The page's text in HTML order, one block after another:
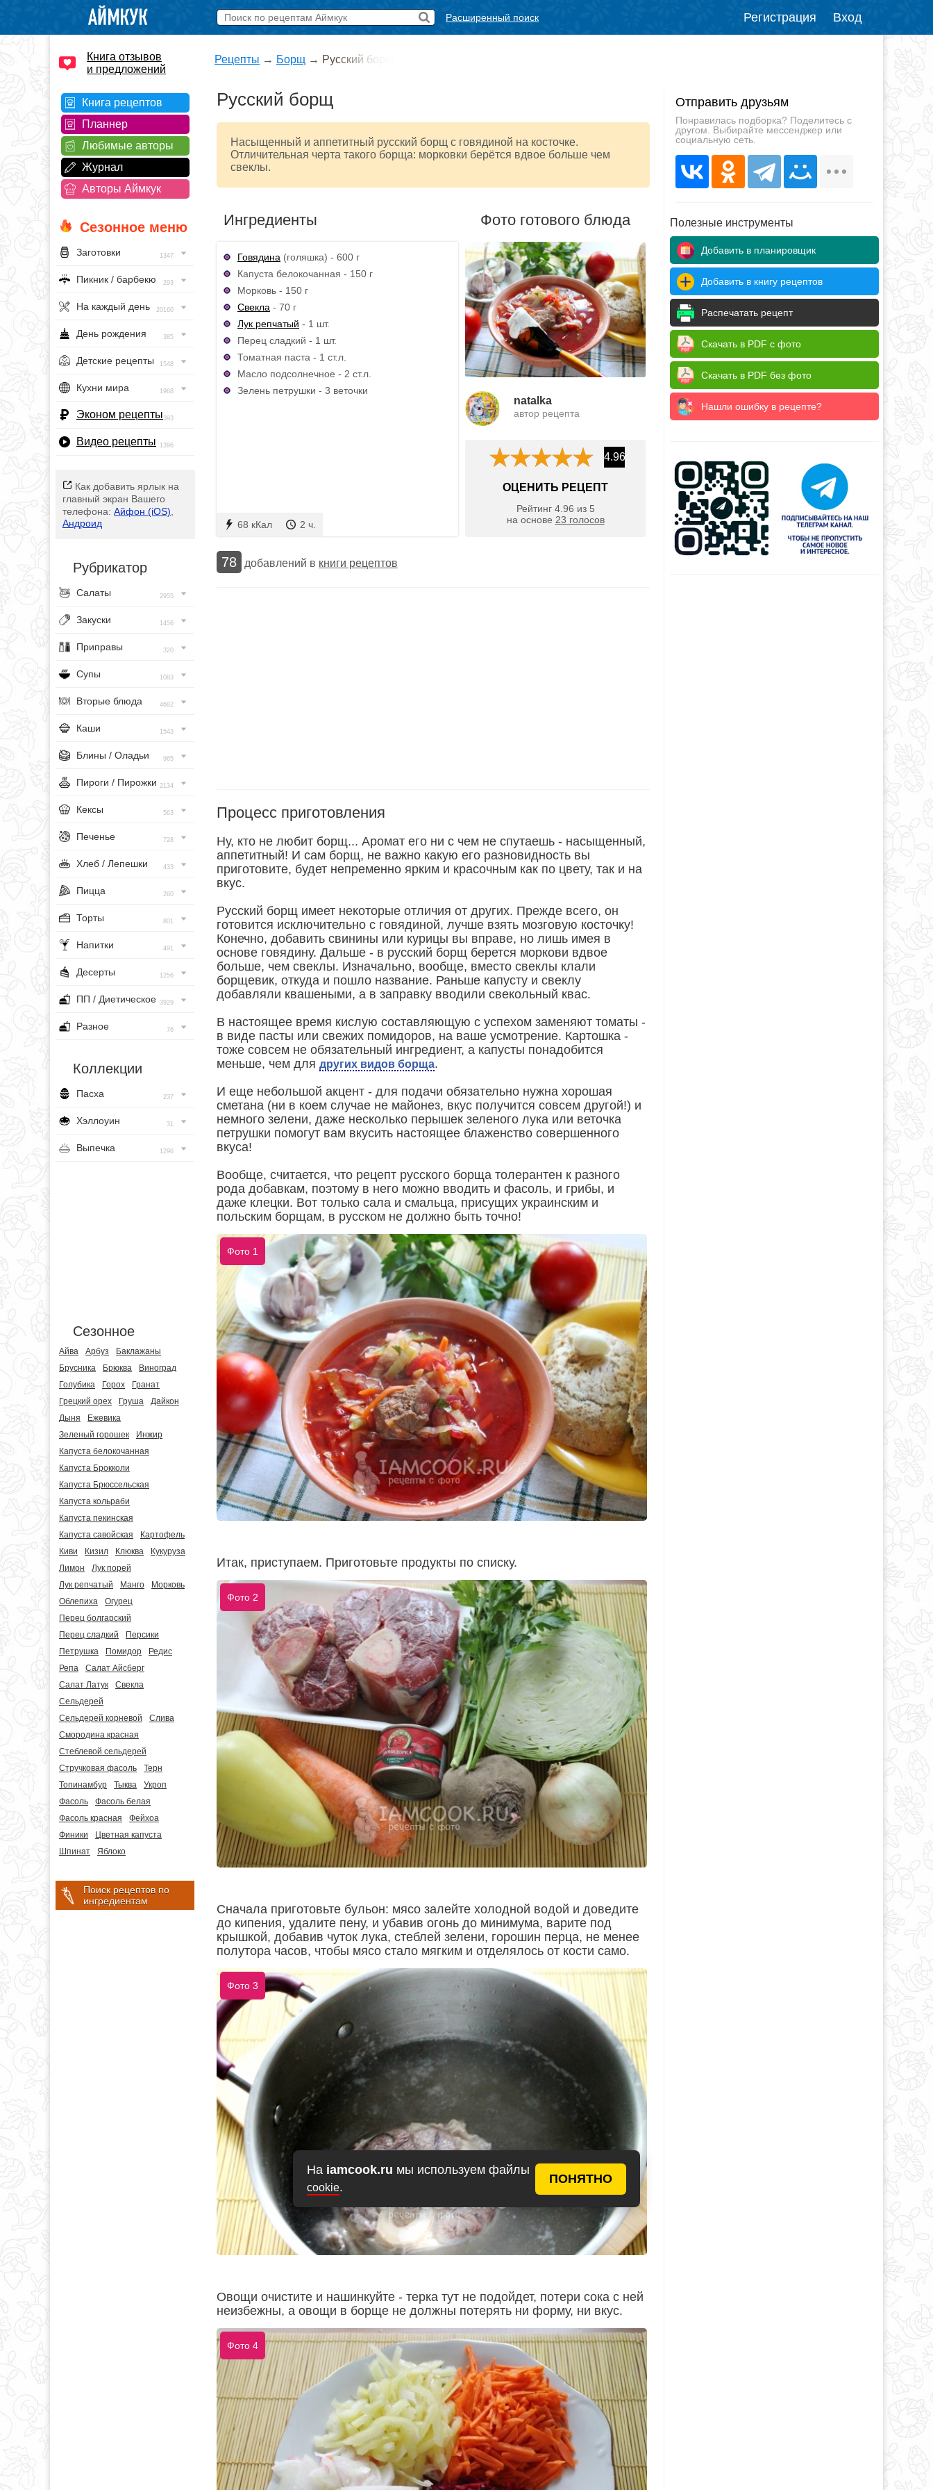
На iamcook.ru мы используем файлы
cookie.
ПОНЯТНО
Расширенный поиск Регистрация Вход
Книга отзывов
и предложений
Книга рецептов
Планнер
Любимые авторы
Журнал
Авторы Аймкук
Сезонное меню
Заготовки 1347
Пикник / барбекю 293
На каждый день 20160
День рождения 385
Детские рецепты 1548
Кухни мира 1968
Эконом рецепты393
Видео рецепты 1396
Как добавить ярлык на
главный экран Вашего
телефона: Айфон (iOS)
Андроид
Рубрикатор
Салаты 2955
Закуски 1456
Приправы 320
Супы 1083
Вторые блюда 4682
Каши 1543
Блины / Оладьи 965
Пироги / Пирожки 2134
Кексы 563
Печенье 728
Хлеб / Лепешки 433
Пицца 260
Торты 801
Напитки 491
Десерты 1256
ПП / Диетическое 3929
Разное 76
Коллекции
Пасха 237
Хэллоуин 31
Выпечка 1296
Сезонное
Айва Арбуз
Баклажаны
Брусника
Брюква
Виноград
Голубика
Горох
Гранат
Грецкий орех
Груша
Дайкон
Дыня
Ежевика
Зеленый горошек
Инжир
Капуста белокочанная
Капуста Брокколи
Капуста Брюссельская
Капуста кольраби
Капуста пекинская
Капуста савойская
Картофель
Киви
Кизил Клюква
Кукуруза
Лимон
Лук порей
Лук репчатый
Манго
Морковь
Облепиха
Огурец
Перец болгарский
Перец сладкий
Персики
Петрушка
Помидор
Редис
Репа
Салат Айсберг
Салат Латук
Свекла
Сельдерей
Сельдерей корневой
Слива
Смородина красная
Стеблевой сельдерей
Стручковая фасоль
Терн
Топинамбур
Тыква
Укроп
Фасоль
Фасоль белая
Фасоль красная
Фейхоа
Финики
Цветная капуста
Шпинат
Яблоко
Поиск рецептов по
ингредиентам
Рецепты → Борщ → Русский борщ
Русский борщ
Насыщенный и аппетитный русский борщ с говядиной на косточке.
Отличительная черта такого борща: морковки берётся вдвое больше чем
свеклы.
Ингредиенты
Говядина (голяшка) - 600 г
Капуста белокочанная - 150 г
Морковь - 150 г
Свекла - 70 г
Лук репчатый - 1 шт.
Перец сладкий - 1 шт.
Томатная паста - 1 ст.л.
Масло подсолнечное - 2 ст.л.
Зелень петрушки - 3 веточки
68 кКал 2 ч.
Фото готового блюда
natalka
автор рецепта
4.96
ОЦЕНИТЬ РЕЦЕПТ
Рейтинг 4.96 из 5
на основе 23 голосов
78 добавлений в книги рецептов
Процесс приготовления
Ну, кто не любит борщ... Аромат его ни с чем не спутаешь - насыщенный,
аппетитный! И сам борщ, не важно какую его разновидность вы
приготовите, будет непременно ярким и красочным как по цвету, так и на
вкус.
Русский борщ имеет некоторые отличия от других. Прежде всего, он
готовится исключительно с говядиной, лучше взять мозговую косточку!
Конечно, добавить свинины или курицы вы вправе, но лишь имея в
основе говядину. Дальше - в русский борщ берется моркови вдвое
больше, чем свеклы. Изначально, вообще, вместо свеклы клали
борщевик, откуда и пошло название. Раньше капусту и свеклу
добавляли квашеными, а в заправку вводили свекольный квас.
В настоящее время кислую составляющую с успехом заменяют томаты -
в виде пасты или свежих помидоров, на ваше усмотрение. Картошка -
тоже совсем не обязательный ингредиент, а капусты понадобится
меньше, чем для других видов борща.
И еще небольшой акцент - для подачи обязательно нужна хорошая
сметана (ни в коем случае не майонез, вкус получится совсем другой!) и
немного зелени, даже несколько перышек зеленого лука или веточка
петрушки помогут вам вкусить настоящее блаженство совершенного
вкуса!
Вообще, считается, что рецепт русского борща толерантен к разного
рода добавкам, поэтому в него можно вводить и фасоль, и грибы, и
даже клецки. Вот только сала и смальца, присущих украинским и
польским борщам, в русском не должно быть точно!
Фото 1
Итак, приступаем. Приготовьте продукты по списку.
Фото 2
Сначала приготовьте бульон: мясо залейте холодной водой и доведите
до кипения, удалите пену, и убавив огонь до минимума, варите под
крышкой, добавив чуток лука, стеблей зелени, горошин перца, не менее
полутора часов, чтобы мясо стало мягким и отделялось от кости само.
Фото 3
Овощи очистите и нашинкуйте - терка тут не подойдет, потери сока с ней
неизбежны, а овощи в борще не должны потерять ни форму, ни вкус.
Фото 4
Отправить друзьям
Понравилась подборка? Поделитесь с
другом. Выбирайте мессенджер или
социальную сеть.
Полезные инструменты
Добавить в планировщик
Добавить в книгу рецептов
Распечатать рецепт
Скачать в PDF с фото
Скачать в PDF без фото
Нашли ошибку в рецепте?